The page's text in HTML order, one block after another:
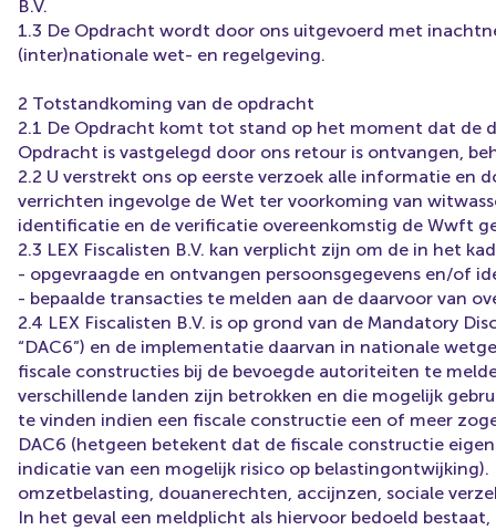
B.V.
1.3 De Opdracht wordt door ons uitgevoerd met
(inter)nationale wet- en regelgeving.
2 Totstandkoming van de opdracht
2.1 De Opdracht komt tot stand op het moment dat de
Opdracht is vastgelegd door ons retour is ontvangen,
2.2 U verstrekt ons op eerste verzoek alle informatie
verrichten ingevolge de Wet ter voorkoming van
identificatie en de verificatie overeenkomstig de Wwft
2.3 LEX Fiscalisten B.V. kan verplicht zijn om de in het
- opgevraagde en ontvangen persoonsgegevens en/of
- bepaalde transacties te melden aan de daarvoor van
2.4 LEX Fiscalisten B.V. is op grond van de Mandatory
“DAC6”) en de implementatie daarvan in nationale
fiscale constructies bij de bevoegde autoriteiten te
verschillende landen zijn betrokken en die mogelijk
te vinden indien een fiscale constructie een of meer
DAC6 (hetgeen betekent dat de fiscale constructie
indicatie van een mogelijk risico op
omzetbelasting, douanerechten, accijnzen, sociale
In het geval een meldplicht als hiervoor bedoeld